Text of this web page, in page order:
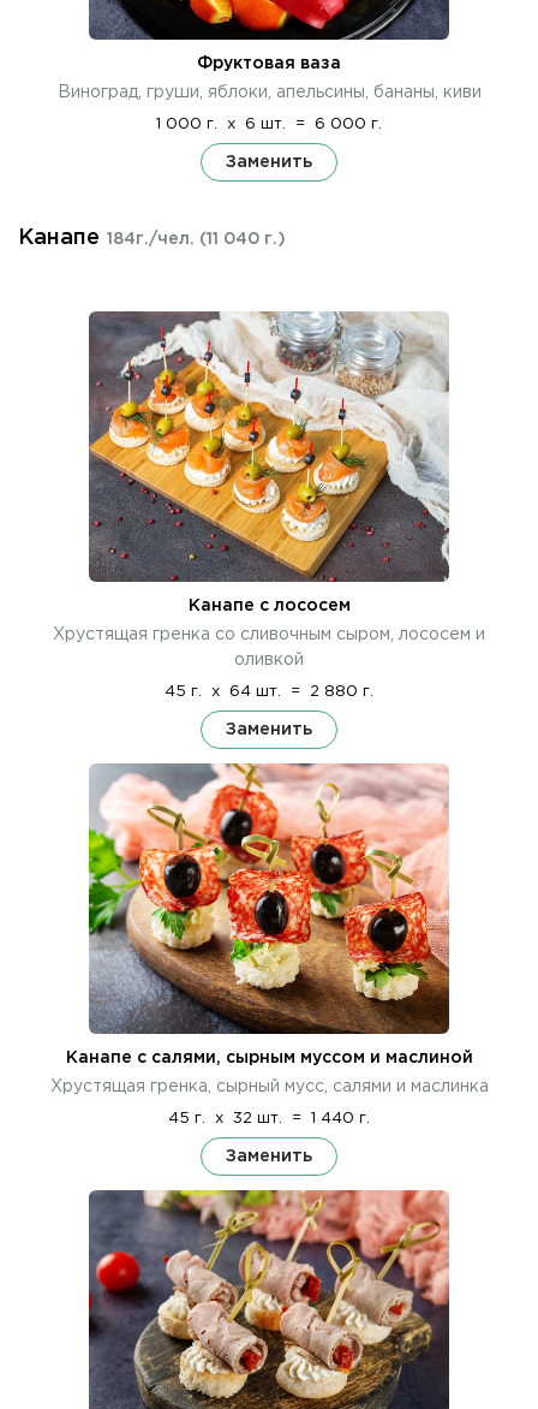
Фруктовая ваза
Виноград, груши, яблоки, апельсины, бананы, киви
1 000 г. x 6 шт. = 6 000 г.
Заменить
Канапе 184г./чел. (11 040 г.)
Канапе с лососем
Хрустящая гренка со сливочным сыром, лососем и
оливкой
45 г. x 64 шт. = 2 880 г.
Заменить
Канапе с салями, сырным муссом и маслиной
Хрустящая гренка, сырный мусс, салями и маслинка
45 г. x 32 шт. = 1 440 г.
Заменить